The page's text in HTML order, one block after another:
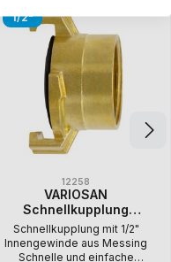
1/2"
12258
VARIOSAN
Schnellkupplung
Innengewinde 12258,
1/2" IG, Messing blank,
System Geka
Schnellkupplung mit 1/2"
Innengewinde aus Messing
Schnelle und einfache